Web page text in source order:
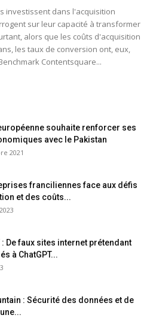
investissent dans l'acquisition
sur leur capacité à transformer
alors que les coûts d'acquisition
les taux de conversion ont, eux,
Contentsquare...
souhaite renforcer ses
avec le Pakistan
2021
franciliennes face aux défis
et des coûts...
: De faux sites internet prétendant
à ChatGPT...
: Sécurité des données et de
une...